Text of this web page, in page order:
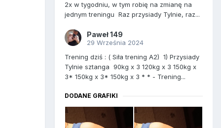
2x w tygodniu, w tym robię na zmianę na
jednym treningu Raz przysiady Tylnie, raz...
Paweł 149
29 Września 2024
Trening dziś : ( Siła trening A2) 1) Przysiady
Tylnie sztanga 90kg x 3 120kg x 3 150kg x
3* 150kg x 3* 150kg x 3 * * - Trening...
DODANE GRAFIKI